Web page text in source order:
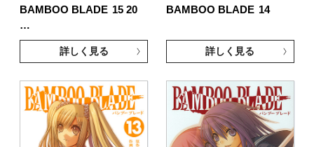
BAMBOO BLADE 15 20
…
詳しく見る
BAMBOO BLADE 14
詳しく見る